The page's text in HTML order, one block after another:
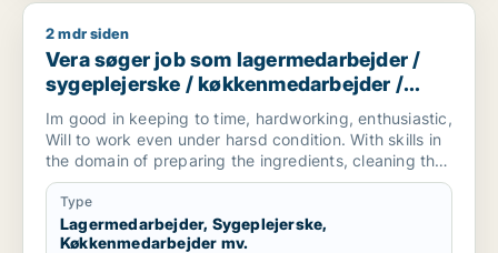
Vera søger job som lagermedarbejder / sygeplejerske /
2 mdr siden
Vera søger job som lagermedarbejder /
sygeplejerske / køkkenmedarbejder /
butiksmedarbejder
Im good in keeping to time, hardworking, enthusiastic,
Will to work even under harsd condition. With skills in
the domain of preparing the ingredients, cleaning the
environment , arrangements of goods in the store for
sales.
Type
Lagermedarbejder, Sygeplejerske,
Køkkenmedarbejder mv.